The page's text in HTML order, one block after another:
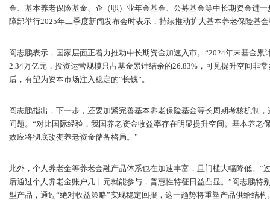
金、基本养老保险基金、企（职）业年金基金、公募基金等中长期资金进
障部举行2025年二季度新闻发布会时表示，持续推动扩大基本养老保险基
阎志鹏表示，国家层面正着力推动中长期资金加速入市。“2024年末基金累
2.34万亿元，投资运营规模只占基金累计结余的26.83%，可见提升空间非
后，有望为资本市场注入稳定的“长钱”。
阎志鹏指出，下一步，还要加紧完善基本养老保险基金等长周期考核机制
问题。“对比国际经验，我国养老资金收益率存在明显提升空间。基本养老
效应将彻底改变养老资金储备格局。”
此外，个人养老金等养老金融产品体系也在加速丰富，且门槛大幅降低。“
后通过个人养老金账户几十元就能参与，普惠性特征日益凸显。”阎志鹏特
型产品，通过“绝对收益策略”实现稳定回报，这一趋势将重塑产品供给结构